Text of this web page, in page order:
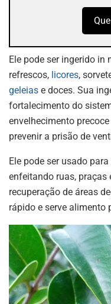
Ele pode ser ingerido in
refrescos, licores,
geleias e doces. Sua
fortalecimento do
envelhecimento
prevenir a prisão de
Ele pode ser usado
enfeitando ruas, praças
recuperação de áreas
rápido e serve alimento